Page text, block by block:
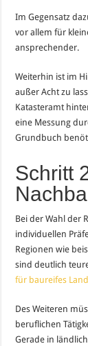
Im Gegensatz
vor allem für
ansprechender.
Weiterhin ist im
außer Acht zu
Katasteramt
eine Messung
Grundbuch
Schritt
Bei der Wahl der
individuellen
Regionen wie
sind deutlich
für baureifes
Des Weiteren
beruflichen
Gerade in